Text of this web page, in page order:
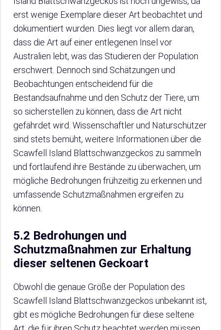
erst wenige Exemplare dieser Art beobachtet und
dokumentiert wurden. Dies liegt vor allem daran,
dass die Art auf einer entlegenen Insel vor
Australien lebt, was das Studieren der Population
erschwert. Dennoch sind Schätzungen und
Beobachtungen entscheidend für die
Bestandsaufnahme und den Schutz der Tiere, um
so sicherstellen zu können, dass die Art nicht
gefährdet wird. Wissenschaftler und Naturschützer
sind stets bemüht, weitere Informationen über die
Scawfell Island Blattschwanzgeckos zu sammeln
und fortlaufend ihre Bestände zu überwachen, um
mögliche Bedrohungen frühzeitig zu erkennen und
umfassende Schutzmaßnahmen ergreifen zu
können.
5.2 Bedrohungen und
Schutzmaßnahmen zur Erhaltung
dieser seltenen Geckoart
Obwohl die genaue Größe der Population des
Scawfell Island Blattschwanzgeckos unbekannt ist,
gibt es mögliche Bedrohungen für diese seltene